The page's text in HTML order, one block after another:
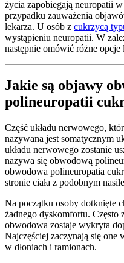
życia zapobiegają neuropatii w
przypadku zauważenia
lekarza. U osób z cukrzycą
wystąpieniu neuropatii. W
następnie omówić różne opcje
Jakie są objawy
polineuropatii
Część układu nerwowego,
nazywana jest somatycznym
układu nerwowego zostanie
nazywa się obwodową
obwodowa polineuropatia
stronie ciała z podobnym
Na początku osoby dotknięte
żadnego dyskomfortu. Często
obwodowa zostaje wykryta
Najczęściej zaczynają się one
w dłoniach i ramionach.